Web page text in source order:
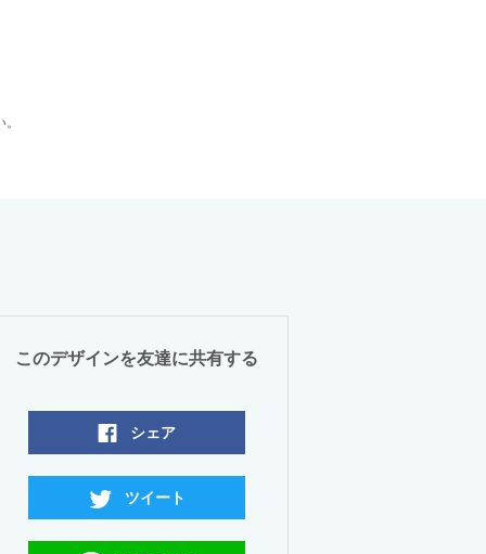
このデザインを友達に共有する
シェア
ツイート